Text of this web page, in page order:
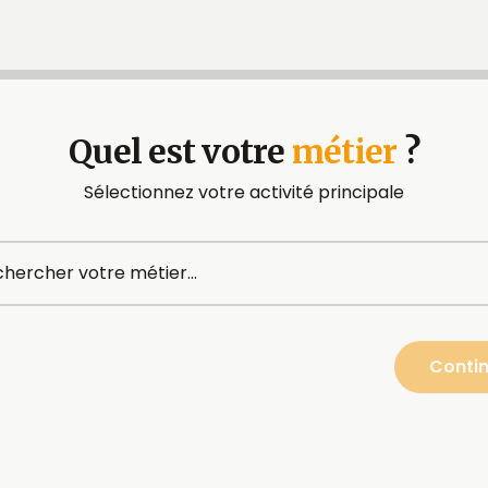
Quel est votre métier ?
Sélectionnez votre activité principale